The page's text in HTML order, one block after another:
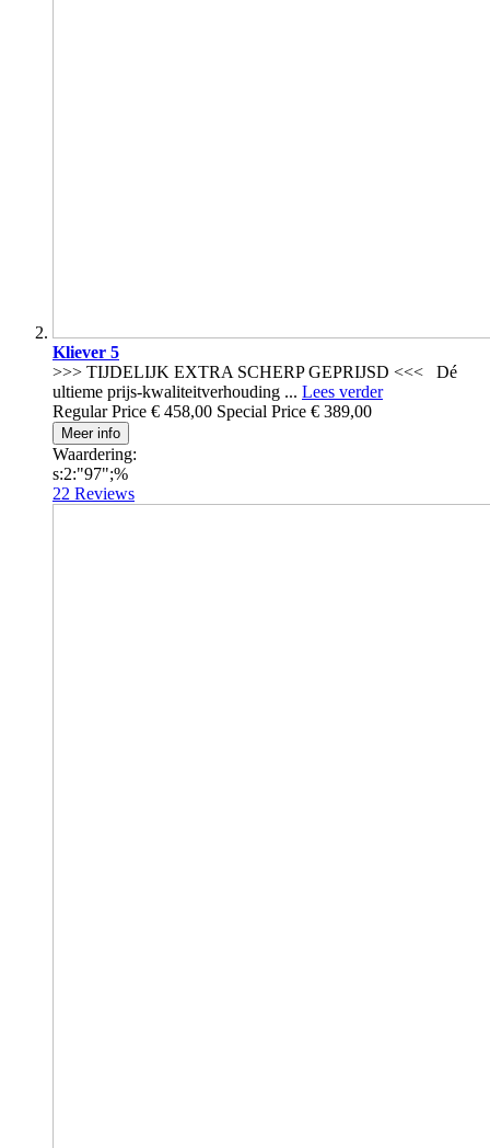
Kliever 5
>>> TIJDELIJK EXTRA SCHERP GEPRIJSD <<< Dé
ultieme prijs-kwaliteitverhouding ... Lees verder
Regular Price € 458,00 Special Price € 389,00
Meer info
Waardering:
s:2:"97";%
22 Reviews